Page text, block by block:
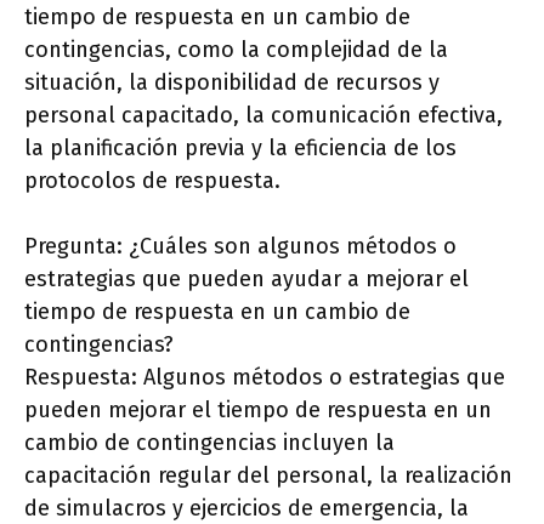
tiempo de respuesta en un cambio de
contingencias, como la complejidad de la
situación, la disponibilidad de recursos y
personal capacitado, la comunicación efectiva,
la planificación previa y la eficiencia de los
protocolos de respuesta.
Pregunta: ¿Cuáles son algunos métodos o
estrategias que pueden ayudar a mejorar el
tiempo de respuesta en un cambio de
contingencias?
Respuesta: Algunos métodos o estrategias que
pueden mejorar el tiempo de respuesta en un
cambio de contingencias incluyen la
capacitación regular del personal, la realización
de simulacros y ejercicios de emergencia, la